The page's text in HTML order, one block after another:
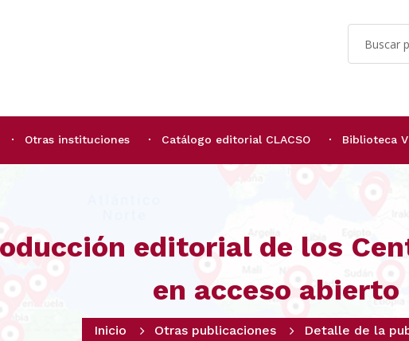
Otras instituciones Catálogo editorial CLACSO Biblioteca
editorial de los
en acceso abierto
Inicio Otras publicaciones Detalle de la